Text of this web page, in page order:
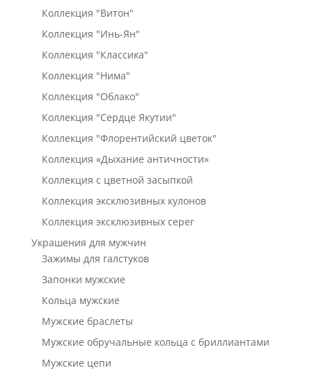
Коллекция "Витон"
Коллекция "Инь-Ян"
Коллекция "Классика"
Коллекция "Нима"
Коллекция "Облако"
Коллекция "Сердце Якутии"
Коллекция "Флорентийский цветок"
Коллекция «Дыхание античности»
Коллекция с цветной засыпкой
Коллекция эксклюзивных кулонов
Коллекция эксклюзивных серег
Украшения для мужчин
Зажимы для галстуков
Запонки мужские
Кольца мужские
Мужские браслеты
Мужские обручальные кольца с бриллиантами
Мужские цепи